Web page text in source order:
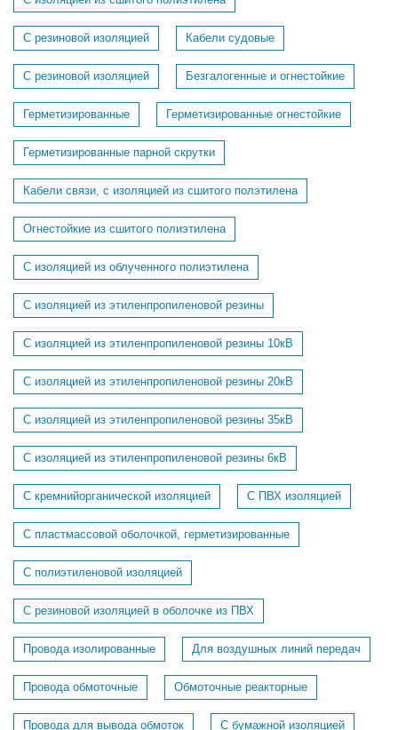
С резиновой изоляцией Кабели судовые
C резиновой изоляцией Безгалогенные и огнестойкие
Герметизированные Герметизированные огнестойкие
Герметизированные парной скрутки
Кабели связи, с изоляцией из сшитого полэтилена
Огнестойкие из сшитого полиэтилена
С изоляцией из облученного полиэтилена
С изоляцией из этиленпропиленовой резины
С изоляцией из этиленпропиленовой резины 10кВ
С изоляцией из этиленпропиленовой резины 20кВ
С изоляцией из этиленпропиленовой резины 35кВ
С изоляцией из этиленпропиленовой резины 6кВ
С кремнийорганической изоляцией С ПВХ изоляцией
С пластмассовой оболочкой, герметизированные
С полиэтиленовой изоляцией
С резиновой изоляцией в оболочке из ПВХ
Провода изолированные Для воздушных линий передач
Провода обмоточные Обмоточные реакторные
Провода для вывода обмоток С бумажной изоляцией